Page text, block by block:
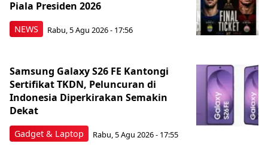
NEWS
Piala Presiden 2026
Rabu, 5 Agu 2026 - 17:56
Gadget & Laptop
Samsung Galaxy S26 FE Kantongi
Sertifikat TKDN, Peluncuran di
Indonesia Diperkirakan Semakin
Dekat
Rabu, 5 Agu 2026 - 17:55